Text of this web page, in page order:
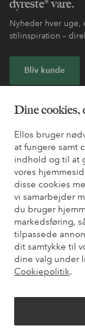
Dine cookies,
Ellos bruger
at fungere samt
indhold og til at
vores
disse cookies
vi samarbejder
du bruger
markedsføring,
tilpassede
dit samtykke til
dine valg under
Cookiepolitik.
dyreste* vare.
Nyheder hver uge,
stilinspiration –
Bliv kunde
Har du brug for
Du kan finde svar
Du kan også finde
Kundeservice
Mine sider